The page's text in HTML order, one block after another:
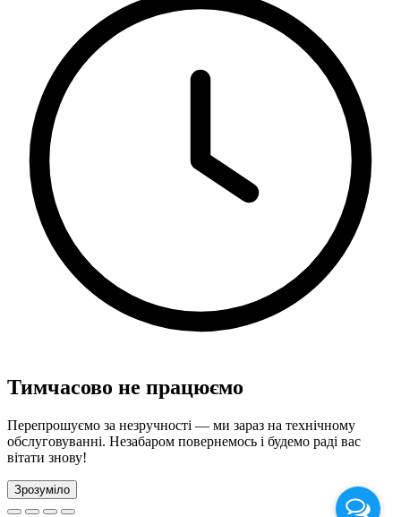
Тимчасово не працюємо
Перепрошуємо за незручності — ми зараз на технічному
обслуговуванні. Незабаром повернемось і будемо раді вас
вітати знову!
Зрозуміло